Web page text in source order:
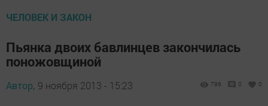
ЧЕЛОВЕК И ЗАКОН
Пьянка двоих бавлинцев закончилась
поножовщиной
Автор, 9 ноября 2013 - 15:23 796 0 0